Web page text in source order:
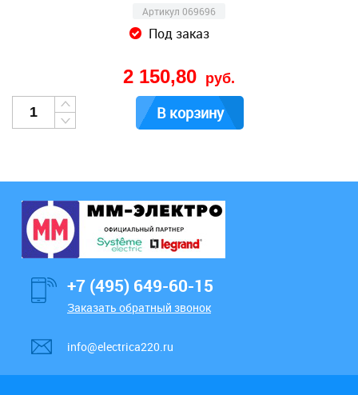
Артикул 069696
Под заказ
2 150,80 руб.
В корзину
+7 (495) 649-60-15
Заказать обратный звонок
info@electrica220.ru